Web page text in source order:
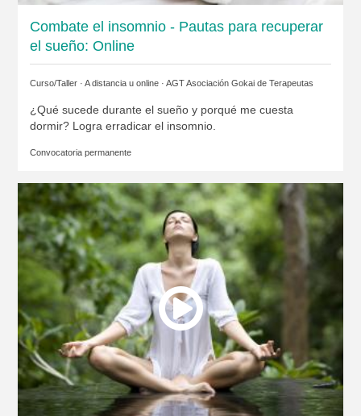
Combate el insomnio - Pautas para recuperar
el sueño: Online
Curso/Taller · A distancia u online · AGT Asociación Gokai de Terapeutas
¿Qué sucede durante el sueño y porqué me cuesta
dormir? Logra erradicar el insomnio.
Convocatoria permanente